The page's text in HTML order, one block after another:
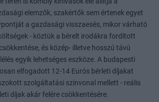
elemzők, szakértők sem értenek egyet
a gazdasági visszaesés, mikor várható
- köztük a bérelt irodákra fordított
és közép- illetve hosszú távú
egyik lehetséges eszköze. A budapesti
elfogadott 12-14 Eurós bérleti díjakat
szolgáltatási színvonal mellett - reális
díjak akár felére csökkentésére.